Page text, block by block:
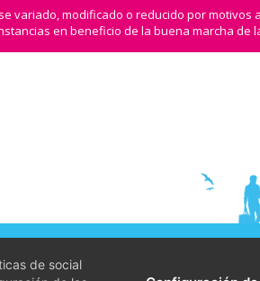
variado, modificado o reducido por motivos
en beneficio de la buena marcha de
de social